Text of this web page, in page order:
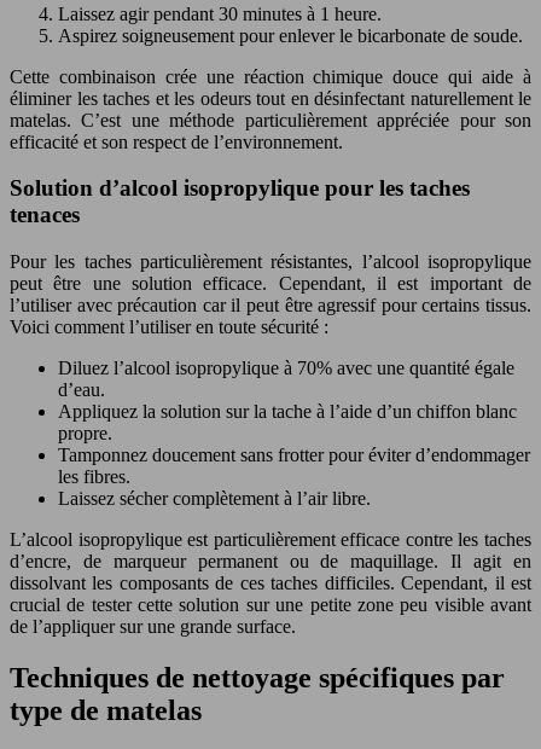
Laissez agir pendant 30 minutes à 1 heure.
Aspirez soigneusement pour enlever le bicarbonate de soude.
Cette combinaison crée une réaction chimique douce qui aide à
éliminer les taches et les odeurs tout en désinfectant naturellement le
matelas. C’est une méthode particulièrement appréciée pour son
efficacité et son respect de l’environnement.
Solution d’alcool isopropylique pour les taches
tenaces
Pour les taches particulièrement résistantes, l’alcool isopropylique
peut être une solution efficace. Cependant, il est important de
l’utiliser avec précaution car il peut être agressif pour certains tissus.
Voici comment l’utiliser en toute sécurité :
Diluez l’alcool isopropylique à 70% avec une quantité égale
d’eau.
Appliquez la solution sur la tache à l’aide d’un chiffon blanc
propre.
Tamponnez doucement sans frotter pour éviter d’endommager
les fibres.
Laissez sécher complètement à l’air libre.
L’alcool isopropylique est particulièrement efficace contre les taches
d’encre, de marqueur permanent ou de maquillage. Il agit en
dissolvant les composants de ces taches difficiles. Cependant, il est
crucial de tester cette solution sur une petite zone peu visible avant
de l’appliquer sur une grande surface.
Techniques de nettoyage spécifiques par
type de matelas